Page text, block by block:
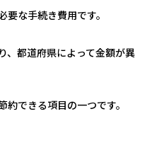
な手続き費用です。
、都道府県によって金額が異
できる項目の一つです。